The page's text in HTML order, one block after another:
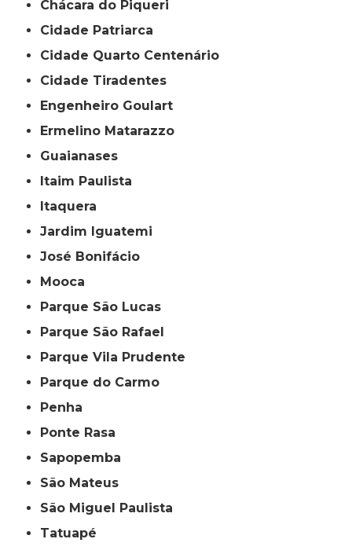
Chácara do Piqueri
Cidade Patriarca
Cidade Quarto Centenário
Cidade Tiradentes
Engenheiro Goulart
Ermelino Matarazzo
Guaianases
Itaim Paulista
Itaquera
Jardim Iguatemi
José Bonifácio
Mooca
Parque São Lucas
Parque São Rafael
Parque Vila Prudente
Parque do Carmo
Penha
Ponte Rasa
Sapopemba
São Mateus
São Miguel Paulista
Tatuapé